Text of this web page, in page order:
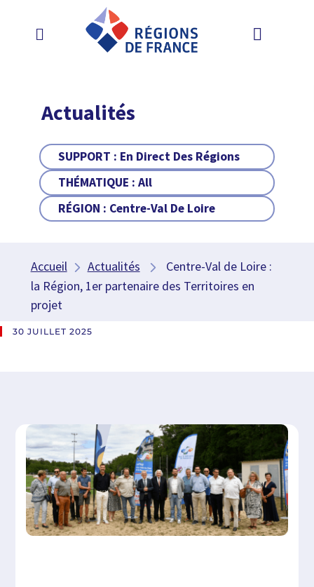
Actualités
SUPPORT : En Direct Des Régions
THÉMATIQUE :All
RÉGION : Centre-Val De Loire
Accueil Actualités
Centre-Val de Loire :
la Région, 1er partenaire des Territoires en
projet
30 JUILLET 2025